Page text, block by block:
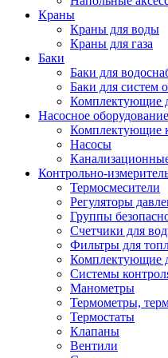
Краны
Краны для воды
Краны для газа
Баки
Баки для
Баки для систем
Комплектующие
Насосное оборудование
Комплектующие
Насосы
Контрольно-
Термосмесители
Регуляторы
Группы
Счетчики для
Фильтры для
Комплектующие
Системы
Манометры
Термометры,
Термостаты
Клапаны
Вентили